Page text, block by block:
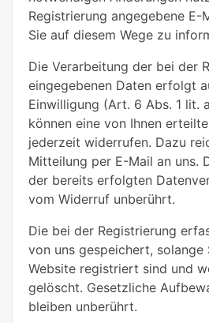
Registrierung angegebene E-
Sie auf diesem Wege zu
Die Verarbeitung der bei der
eingegebenen Daten erfolgt
Einwilligung (Art. 6 Abs. 1 lit.
können eine von Ihnen
jederzeit widerrufen. Dazu
Mitteilung per E-Mail an uns.
der bereits erfolgten
vom Widerruf unberührt.
Die bei der Registrierung
von uns gespeichert, solange
Website registriert sind und
gelöscht. Gesetzliche
bleiben unberührt.